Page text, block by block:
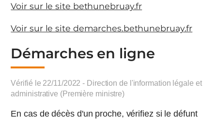
Voir sur le site bethunebruay.fr
Voir sur le site demarches.bethunebruay.fr
Démarches en ligne
Vérifié le 22/11/2022 - Direction de l'information légale et
administrative (Première ministre)
En cas de décès d'un proche, vérifiez si le défunt